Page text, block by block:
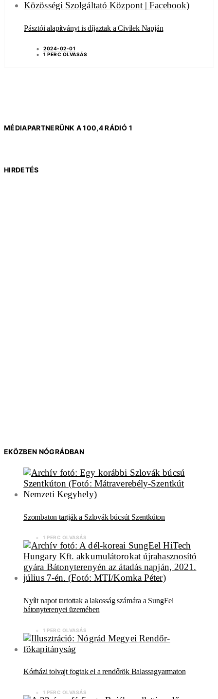
Pásztói alapítványt is díjaztak a Civilek Napján
2024-02-01
1 PERC OLVASÁS
MÉDIAPARTNERÜNK A 100,4 RÁDIÓ 1
HIRDETÉS
EKÖZBEN NÓGRÁDBAN
Szombaton tartják a Szlovák búcsút Szentkúton
1 PERC OLVASÁS
Nyílt napot tartottak a lakosság számára a SungEel
bátonyterenyei üzemében
1 PERC OLVASÁS
Kórházi tolvajt fogtak el a rendőrök Balassagyarmaton
1 PERC OLVASÁS